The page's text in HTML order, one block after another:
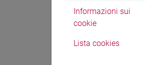
Informazioni sui
cookie
Lista cookies